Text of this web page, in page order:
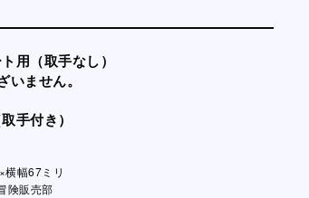
用（取手なし）
いません。
手付き）
横幅67ミリ
険販売部